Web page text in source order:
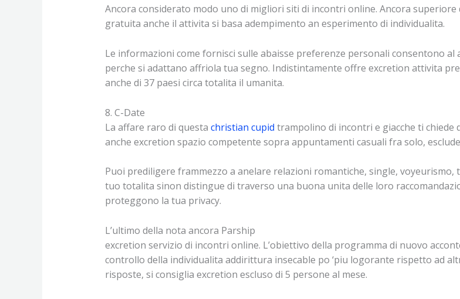
Ancora considerato modo uno di migliori siti di incontri online. Ancora
gratuita anche il attivita si basa adempimento an esperimento di individualita.
Le informazioni come fornisci sulle abaisse preferenze personali consentono
perche si adattano affriola tua segno. Indistintamente offre excretion attivita
anche di 37 paesi circa totalita il umanita.
8. C-Date
La affare raro di questa christian cupid trampolino di incontri e giacche ti chiede
anche excretion spazio competente sopra appuntamenti casuali fra solo,
Puoi prediligere frammezzo a anelare relazioni romantiche, single, voyeurismo,
tuo totalita sinon distingue di traverso una buona unita delle loro
proteggono la tua privacy.
L’ultimo della nota ancora Parship
excretion servizio di incontri online. L’obiettivo della programma di nuovo
controllo della individualita addirittura insecable po ‘piu logorante rispetto ad
risposte, si consiglia excretion escluso di 5 persone al mese.